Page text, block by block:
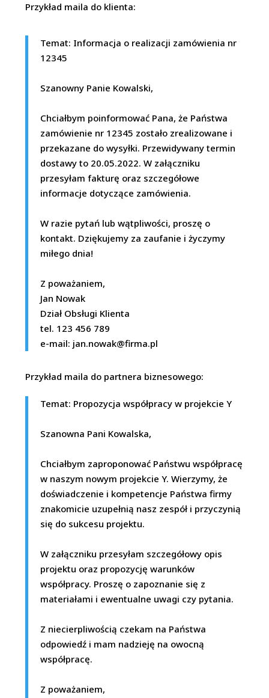
Przykład maila do klienta:
Temat: Informacja o realizacji zamówienia nr
12345
Szanowny Panie Kowalski,
Chciałbym poinformować Pana, że Państwa
zamówienie nr 12345 zostało zrealizowane i
przekazane do wysyłki. Przewidywany termin
dostawy to 20.05.2022. W załączniku
przesyłam fakturę oraz szczegółowe
informacje dotyczące zamówienia.
W razie pytań lub wątpliwości, proszę o
kontakt. Dziękujemy za zaufanie i życzymy
miłego dnia!
Z poważaniem,
Jan Nowak
Dział Obsługi Klienta
tel. 123 456 789
e-mail: jan.nowak@firma.pl
Przykład maila do partnera biznesowego:
Temat: Propozycja współpracy w projekcie Y
Szanowna Pani Kowalska,
Chciałbym zaproponować Państwu współpracę
w naszym nowym projekcie Y. Wierzymy, że
doświadczenie i kompetencje Państwa firmy
znakomicie uzupełnią nasz zespół i przyczynią
się do sukcesu projektu.
W załączniku przesyłam szczegółowy opis
projektu oraz propozycję warunków
współpracy. Proszę o zapoznanie się z
materiałami i ewentualne uwagi czy pytania.
Z niecierpliwością czekam na Państwa
odpowiedź i mam nadzieję na owocną
współpracę.
Z poważaniem,